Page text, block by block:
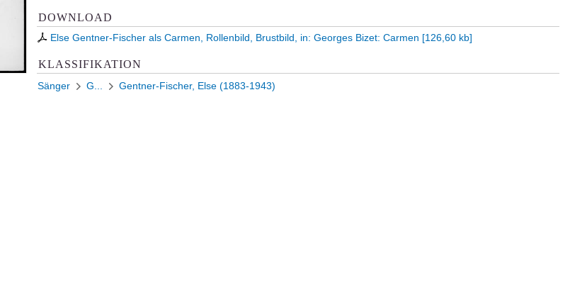
DOWNLOAD
Else Gentner-Fischer als Carmen, Rollenbild, Brustbild, in: Georges Bizet: Carmen [126,60 kb]
KLASSIFIKATION
Sänger G... Gentner-Fischer, Else (1883-1943)